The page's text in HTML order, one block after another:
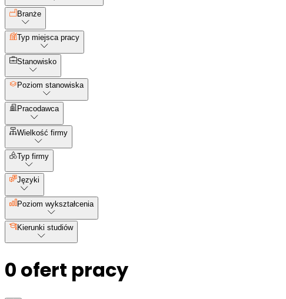
Branże
Typ miejsca pracy
Stanowisko
Poziom stanowiska
Pracodawca
Wielkość firmy
Typ firmy
Języki
Poziom wykształcenia
Kierunki studiów
0 ofert pracy